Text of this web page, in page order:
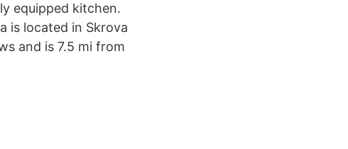
equipped kitchen.
is located in Skrova
and is 7.5 mi from